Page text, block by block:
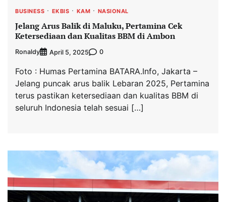
BUSINESS EKBIS KAM NASIONAL
Jelang Arus Balik di Maluku, Pertamina Cek
Ketersediaan dan Kualitas BBM di Ambon
Ronaldy April 5, 2025 0
Foto : Humas Pertamina BATARA.Info, Jakarta –
Jelang puncak arus balik Lebaran 2025, Pertamina
terus pastikan ketersediaan dan kualitas BBM di
seluruh Indonesia telah sesuai […]